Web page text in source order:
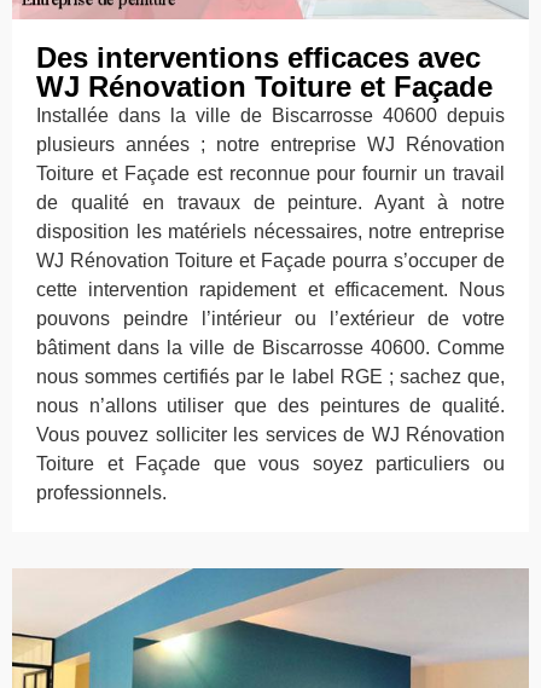
Des interventions efficaces avec
WJ Rénovation Toiture et Façade
Installée dans la ville de Biscarrosse 40600 depuis
plusieurs années ; notre entreprise WJ Rénovation
Toiture et Façade est reconnue pour fournir un travail
de qualité en travaux de peinture. Ayant à notre
disposition les matériels nécessaires, notre entreprise
WJ Rénovation Toiture et Façade pourra s’occuper de
cette intervention rapidement et efficacement. Nous
pouvons peindre l’intérieur ou l’extérieur de votre
bâtiment dans la ville de Biscarrosse 40600. Comme
nous sommes certifiés par le label RGE ; sachez que,
nous n’allons utiliser que des peintures de qualité.
Vous pouvez solliciter les services de WJ Rénovation
Toiture et Façade que vous soyez particuliers ou
professionnels.